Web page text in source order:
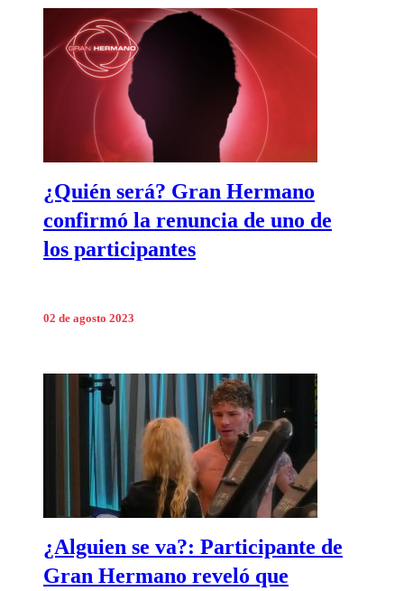
¿Quién será? Gran Hermano
confirmó la renuncia de uno de
los participantes
02 de agosto 2023
¿Alguien se va?: Participante de
Gran Hermano reveló que